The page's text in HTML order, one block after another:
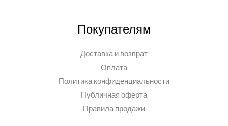
Покупателям
Доставка и возврат
Оплата
Политика конфиденциальности
Публичная оферта
Правила продажи